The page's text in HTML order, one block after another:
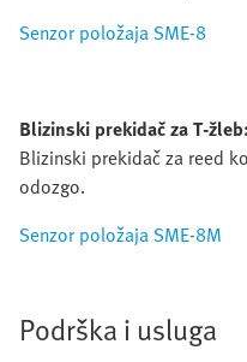
Senzor položaja SME-8
Blizinski prekidač za T-
Blizinski prekidač za reed
odozgo.
Senzor položaja SME-8M
Podrška i usluga